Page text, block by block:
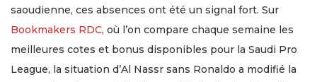
saoudienne, ces absences ont été un signal fort. Sur
Bookmakers RDC, où l’on compare chaque semaine les
meilleures cotes et bonus disponibles pour la Saudi Pro
League, la situation d’Al Nassr sans Ronaldo a modifié la